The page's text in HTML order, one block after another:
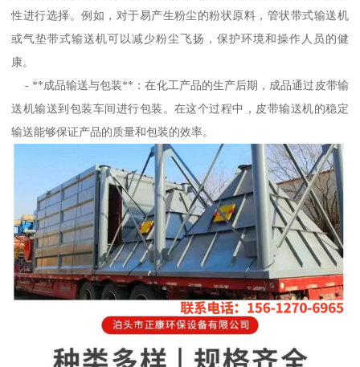
性进行选择。例如，对于易产生粉尘的粉状原料，管状带式输送机
或气垫带式输送机可以减少粉尘飞扬，保护环境和操作人员的健
康。
- **成品输送与包装**：在化工产品的生产后期，成品通过皮带输
送机输送到包装车间进行包装。在这个过程中，皮带输送机的稳定
输送能够保证产品的质量和包装的效率。